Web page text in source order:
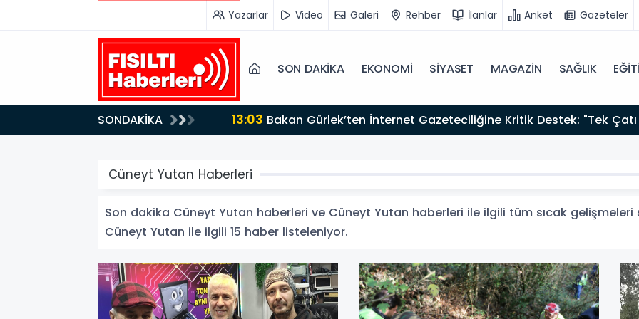
Yazarlar Video Galeri Rehber İlanlar Anket Gazeteler
SON DAKİKA EKONOMİ SİYASET MAGAZİN SAĞLIK
SONDAKİKA 13:03
Düzenlemeye Hazırız"
Cüneyt Yutan Haberleri
Son dakika Cüneyt Yutan haberleri ve Cüneyt Yutan haberleri ile ilgili tüm sıcak
Cüneyt Yutan ile ilgili 15 haber listeleniyor.